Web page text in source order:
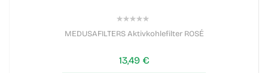
MEDUSAFILTERS Aktivkohlefilter ROSÉ
13,49 €